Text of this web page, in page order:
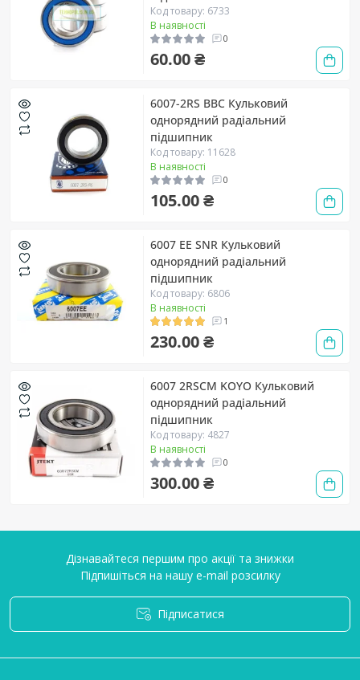
Код товару: 6733
В наявності
0
60.00 ₴
6007-2RS BBC Кульковий
однорядний радіальний
підшипник
Код товару: 11628
В наявності
0
105.00 ₴
6007 EE SNR Кульковий
однорядний радіальний
підшипник
Код товару: 6806
В наявності
1
230.00 ₴
6007 2RSCM KOYO Кульковий
однорядний радіальний
підшипник
Код товару: 4827
В наявності
0
300.00 ₴
Дізнавайтеся першим про акції та знижки
Підпишіться на нашу e-mail розсилку
Підписатися